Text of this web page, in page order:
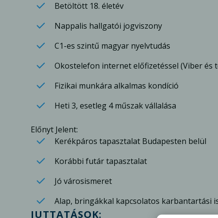
Betöltött 18. életév
Nappalis hallgatói jogviszony
C1-es szintű magyar nyelvtudás
Okostelefon internet előfizetéssel (Viber és
Fizikai munkára alkalmas kondíció
Heti 3, esetleg 4 műszak vállalása
Előnyt Jelent:
Kerékpáros tapasztalat Budapesten belül
Korábbi futár tapasztalat
Jó városismeret
Alap, bringákkal kapcsolatos karbantartási
JUTTATÁSOK: